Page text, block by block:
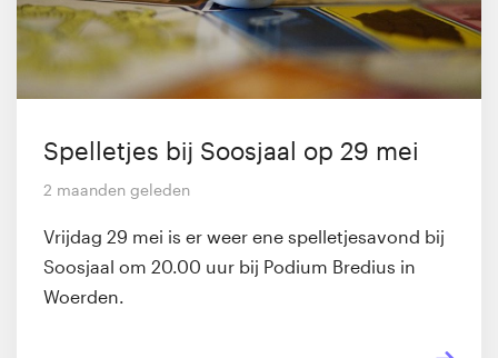
Spelletjes bij Soosjaal op 29 mei
2 maanden geleden
Vrijdag 29 mei is er weer ene spelletjesavond bij
Soosjaal om 20.00 uur bij Podium Bredius in
Woerden.